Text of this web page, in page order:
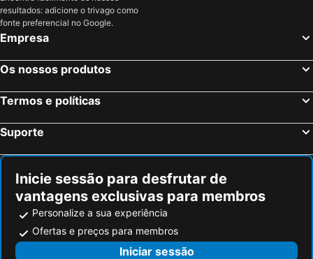
resultados: adicione o trivago como
fonte preferencial no Google.
Empresa
Os nossos produtos
Termos e políticas
Suporte
Inicie sessão para desfrutar de
vantagens exclusivas para membros
Personalize a sua experiência
Ofertas e preços para membros
Iniciar sessão